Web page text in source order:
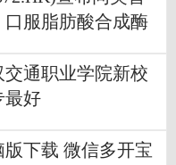
服脂肪酸合成酶
通职业学院新校
最好
下载 微信多开宝